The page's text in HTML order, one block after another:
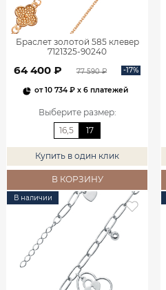
Браслет золотой 585 клевер
7121325-90240
64 400 ₽ 77 590 ₽ -17%
от10 734 ₽ x 6 платежей
Выберите размер:
16,5
17
Купить в один клик
В КОРЗИНУ
В наличии